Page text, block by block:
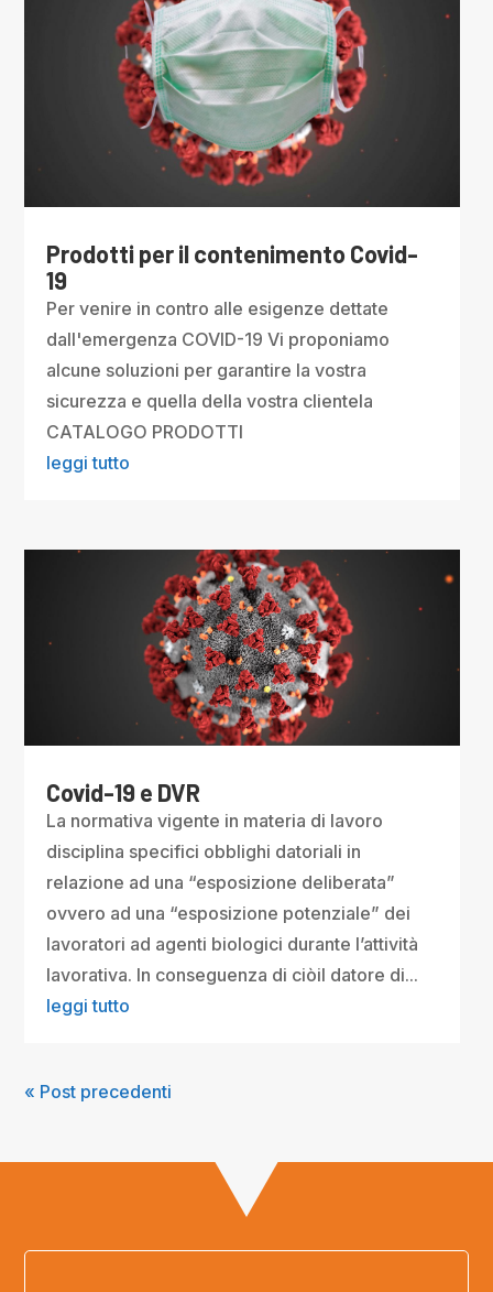
Prodotti per il contenimento Covid-
19
Per venire in contro alle esigenze dettate
dall'emergenza COVID-19 Vi proponiamo
alcune soluzioni per garantire la vostra
sicurezza e quella della vostra clientela
CATALOGO PRODOTTI
leggi tutto
Covid-19 e DVR
La normativa vigente in materia di lavoro
disciplina specifici obblighi datoriali in
relazione ad una “esposizione deliberata”
ovvero ad una “esposizione potenziale” dei
lavoratori ad agenti biologici durante l’attività
lavorativa. In conseguenza di ciòil datore di...
leggi tutto
« Post precedenti